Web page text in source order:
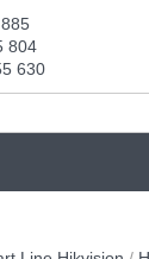
804
630